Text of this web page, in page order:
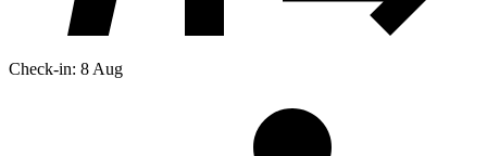
Check-in: 8 Aug